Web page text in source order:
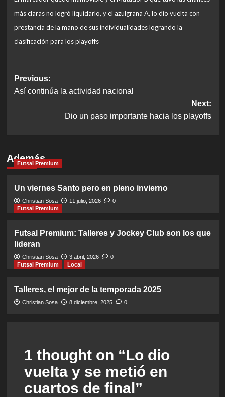
más claras no logró liquidarlo, y el azulgrana A, lo dio vuelta con
prestancia de la mano de sus individualidades logrando la
clasificación para los playoffs
Post
navigation
Previous:
Así continúa la actividad nacional
Next:
Dio un paso importante hacia los playoffs
Además
Futsal Premium
Un viernes Santo pero en pleno invierno
Christian Sosa 11 julio, 2026
0
Futsal Premium
Futsal Premium: Talleres y Jockey Club son los que
lideran
Christian Sosa 3 abril, 2026
0
Futsal Premium
Local
Talleres, el mejor de la temporada 2025
Christian Sosa 8 diciembre, 2025 0
1 thought on “Lo dio
vuelta y se metió en
cuartos de final”